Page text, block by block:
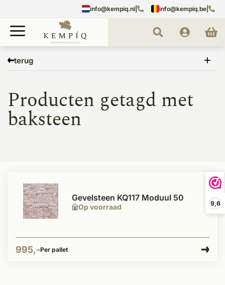
9,6
info@kempiq.nl info@kempiq.be
terug
baksteen
Producten getagd met
baksteen
Op voorraad
Gevelsteen KQ117 Moduul 50
995,-Per pallet